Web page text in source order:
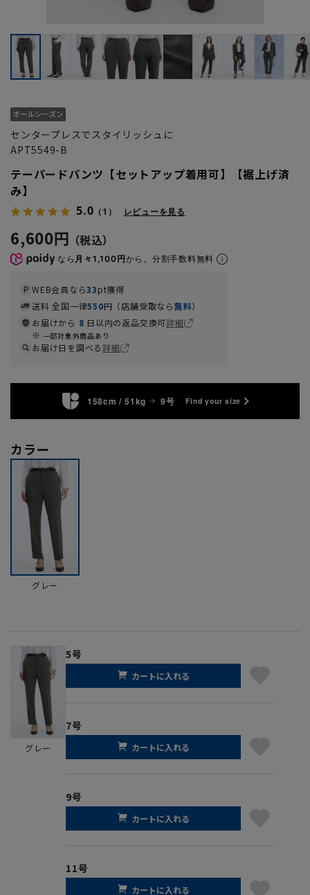
センタープレスでスタイリッシュに
APT5549-B
テーパードパンツ【セットアップ着用可】【裾上げ済
み】
5.0 （1） レビューを見る
6,600円
なら 月々1,100円から。分割手数料無料
WEB会員なら33pt獲得
送料 全国一律550円（店舗受取なら無料）
お届けから 8 日以内の返品交換可詳細
一部対象外商品あり
お届け日を調べる詳細
158cm / 51kg 9号 Find your size
カラー
グレー
グレー
5号
カートに入れる
7号
カートに入れる
9号
カートに入れる
11号
カートに入れる